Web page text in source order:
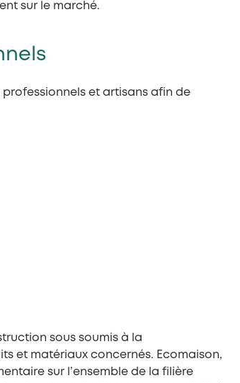
sur le marché.
professionnels et artisans afin de
sous soumis à la
et matériaux concernés. Ecomaison,
sur l’ensemble de la filière